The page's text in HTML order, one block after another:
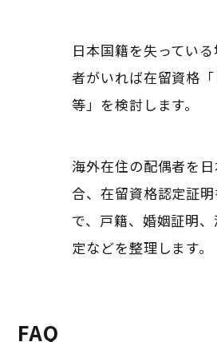
日本国籍を失ってい
者がいれば在留資格
等」を検討します。
海外在住の配偶者を
合、在留資格認定証
で、戸籍、婚姻証明
定などを整理します。
FAQ